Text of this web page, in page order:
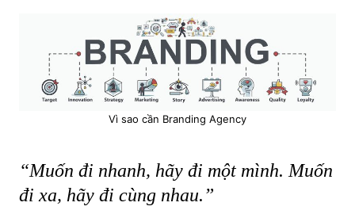
Vì sao cần Branding Agency
“Muốn đi nhanh, hãy đi một mình. Muốn
đi xa, hãy đi cùng nhau.”